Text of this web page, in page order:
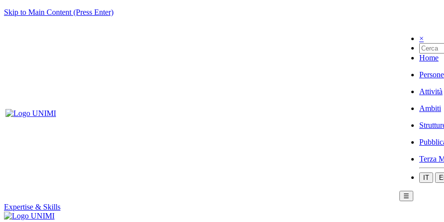
Skip to Main Content (Press Enter)
×
Home
Persone
Attività
Ambiti
Terza
IT
☰
Expertise & Skills